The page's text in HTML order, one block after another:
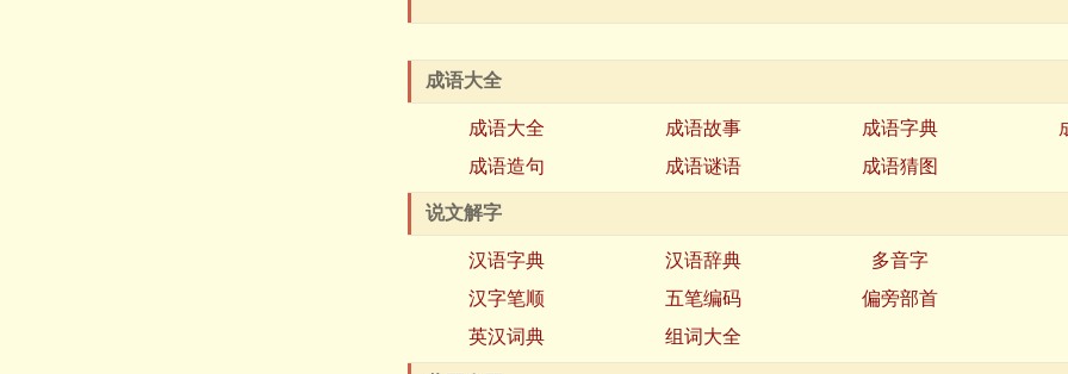
成语大全
成语大全 成语故事 成语字典
成语造句
成语谜语 成语猜图
说文解字
汉语字典 汉语辞典 多音字
汉字笔顺
五笔编码 偏旁部首
英汉词典
组词大全